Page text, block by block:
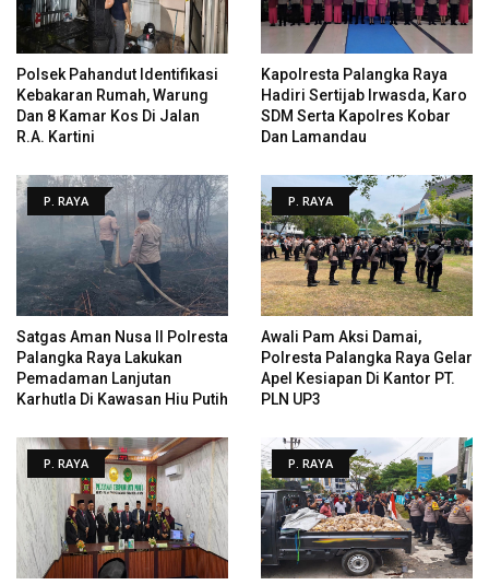
Polsek Pahandut Identifikasi
Kebakaran Rumah, Warung
Dan 8 Kamar Kos Di Jalan
R.A. Kartini
Kapolresta Palangka Raya
Hadiri Sertijab Irwasda, Karo
SDM Serta Kapolres Kobar
Dan Lamandau
P. RAYA
Satgas Aman Nusa II Polresta
Palangka Raya Lakukan
Pemadaman Lanjutan
Karhutla Di Kawasan Hiu Putih
P. RAYA
Awali Pam Aksi Damai,
Polresta Palangka Raya Gelar
Apel Kesiapan Di Kantor PT.
PLN UP3
P. RAYA P. RAYA